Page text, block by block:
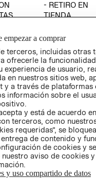
- RETIRO EN
TIENDA
CONDICIONES
AVISO DE
PRIVACIDAD
GIFT CARD
AVISO DE
empezar a comprar
terceros, incluidas otras
ofrecerle la
experiencia de usuario,
en nuestros sitios web,
y a través de plataformas
información sobre el
y está de acuerdo
terceros, como
requeridas”, se
de contenido y
de cookies y
aviso de cookies
y uso compartido de datos